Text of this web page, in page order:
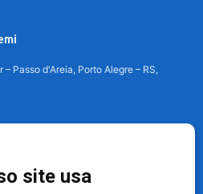
site usa
Passo d'Areia, Porto Alegre – RS,